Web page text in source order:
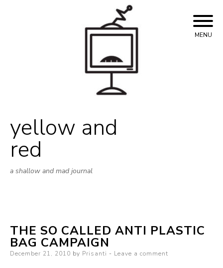
yellow and
red
a shallow and mad journal
MENU
THE SO CALLED ANTI PLASTIC
BAG CAMPAIGN
Posted
December 21, 2010 by Prisanti Leave a comment